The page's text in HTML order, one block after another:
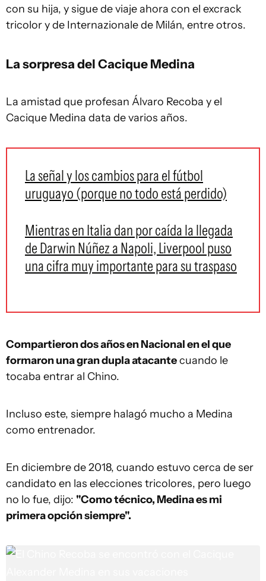
con su hija, y sigue de viaje ahora con el excrack
tricolor y de Internazionale de Milán, entre otros.
La sorpresa del Cacique Medina
La amistad que profesan Álvaro Recoba y el
Cacique Medina data de varios años.
La señal y los cambios para el fútbol
uruguayo (porque no todo está perdido)
Mientras en Italia dan por caída la llegada
de Darwin Núñez a Napoli, Liverpool puso
una cifra muy importante para su traspaso
Compartieron dos años en Nacional en el que
formaron una gran dupla atacantecuando le
tocaba entrar al Chino.
Incluso este, siempre halagó mucho a Medina
como entrenador.
En diciembre de 2018, cuando estuvo cerca de ser
candidato en las elecciones tricolores, pero luego
no lo fue, dijo: "Como técnico, Medina es mi
primera opción siempre".